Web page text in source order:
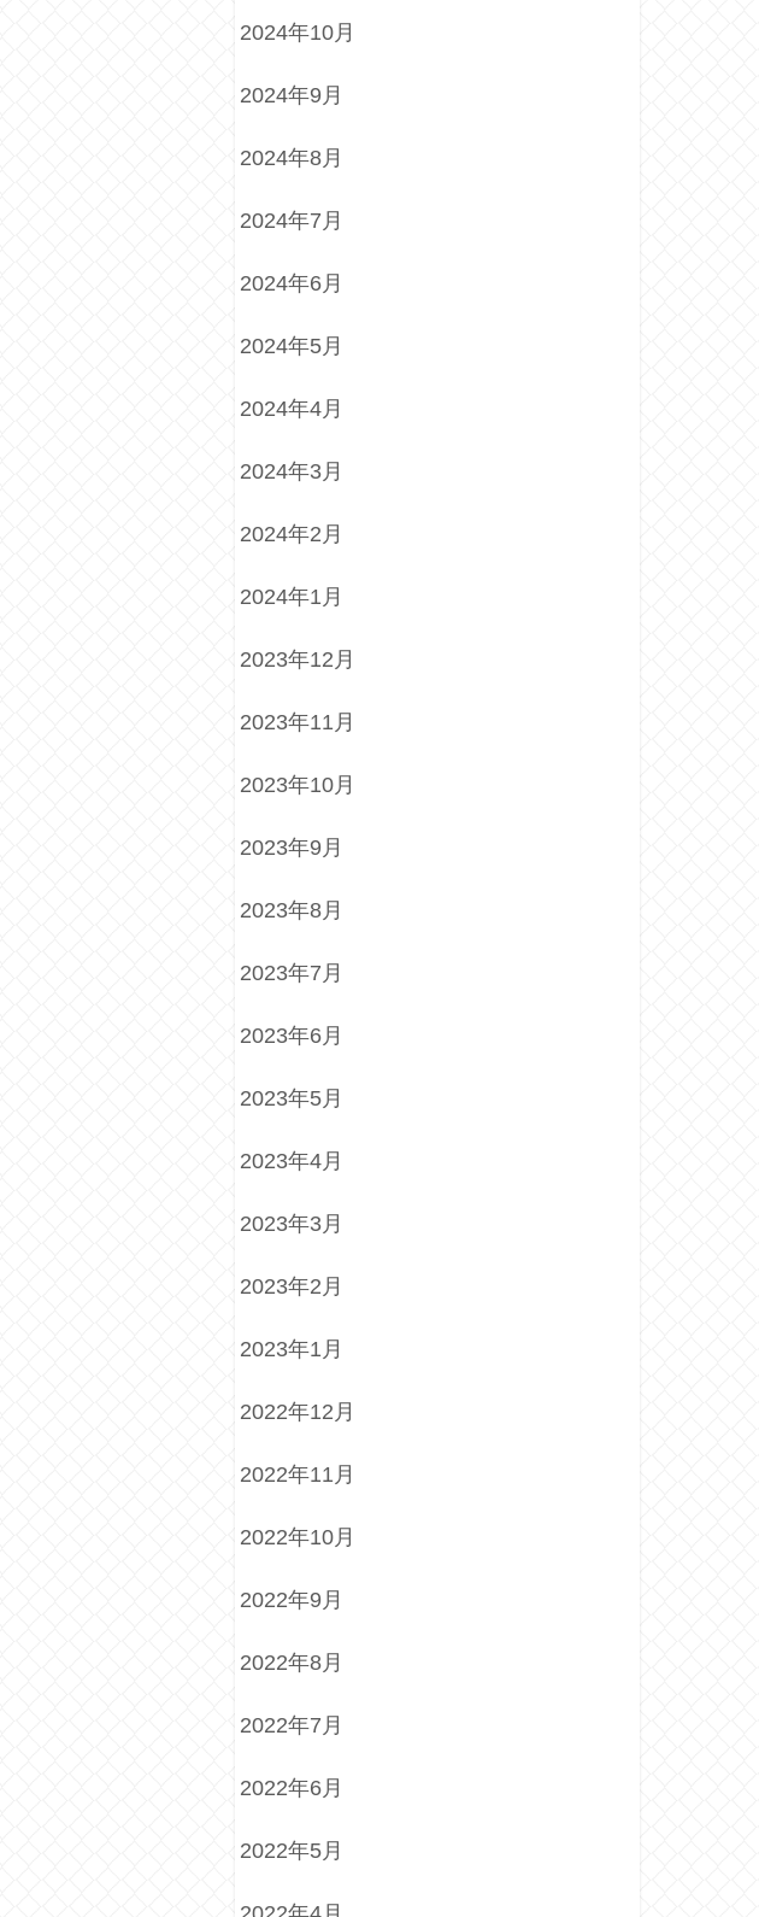
2024年10月
2024年9月
2024年8月
2024年7月
2024年6月
2024年5月
2024年4月
2024年3月
2024年2月
2024年1月
2023年12月
2023年11月
2023年10月
2023年9月
2023年8月
2023年7月
2023年6月
2023年5月
2023年4月
2023年3月
2023年2月
2023年1月
2022年12月
2022年11月
2022年10月
2022年9月
2022年8月
2022年7月
2022年6月
2022年5月